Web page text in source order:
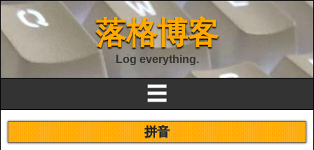
落格博客
Log everything.
☰
拼音